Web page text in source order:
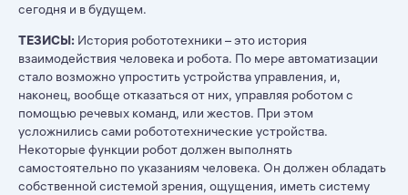
сегодня и в будущем.
ТЕЗИСЫ: История робототехники – это история
взаимодействия человека и робота. По мере автоматизации
стало возможно упростить устройства управления, и,
наконец, вообще отказаться от них, управляя роботом с
помощью речевых команд, или жестов. При этом
усложнились сами робототехнические устройства.
Некоторые функции робот должен выполнять
самостоятельно по указаниям человека. Он должен обладать
собственной системой зрения, ощущения, иметь систему